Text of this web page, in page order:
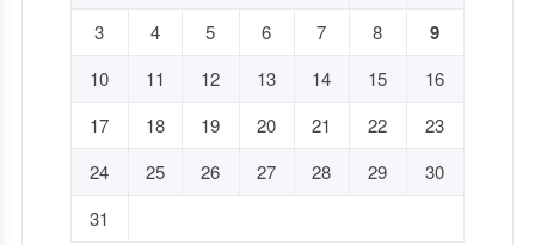
3
4 5 6 7 8 9
10 11 12 13 14 15
16
17
18 19 20 21 22
23
24
25 26 27 28 29
30
31